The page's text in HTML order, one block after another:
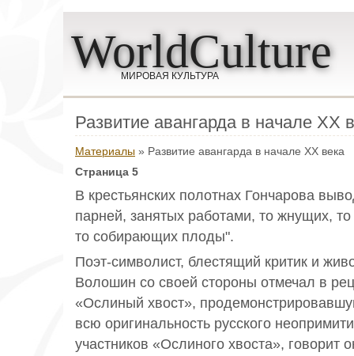
WorldCulture
МИРОВАЯ КУЛЬТУРА
Развитие авангарда в начале ХХ
Материалы » Развитие авангарда в начале ХХ века
Страница 5
В крестьянских полотнах Гончарова
парней, занятых работами, то жнущих,
то собирающих плоды".
Поэт-символист, блестящий критик и
Волошин со своей стороны отмечал в
«Ослиный хвост»,
всю оригинальность русского
участников «Ослиного хвоста», говорит